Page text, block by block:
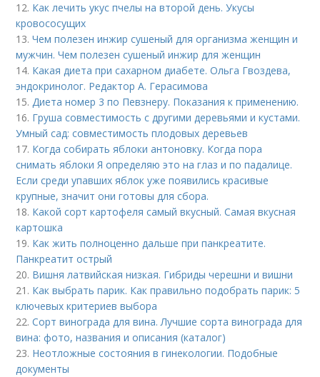
12. Как лечить укус пчелы на второй день. Укусы
кровососущих
13.Чем полезен инжир сушеный для организма женщин и
мужчин. Чем полезен сушеный инжир для женщин
14. Какая диета при сахарном диабете. Ольга Гвоздева,
эндокринолог. Редактор А. Герасимова
15.Диета номер 3 по Певзнеру. Показания к применению.
16. Груша совместимость с другими деревьями и кустами.
Умный сад: совместимость плодовых деревьев
17. Когда собирать яблоки антоновку. Когда пора
снимать яблоки Я определяю это на глаз и по падалице.
Если среди упавших яблок уже появились красивые
крупные, значит они готовы для сбора.
18. Какой сорт картофеля самый вкусный. Самая вкусная
картошка
19. Как жить полноценно дальше при панкреатите.
Панкреатит острый
20. Вишня латвийская низкая. Гибриды черешни и вишни
21. Как выбрать парик. Как правильно подобрать парик: 5
ключевых критериев выбора
22.Сорт винограда для вина. Лучшие сорта винограда для
вина: фото, названия и описания (каталог)
23. Неотложные состояния в гинекологии. Подобные
документы